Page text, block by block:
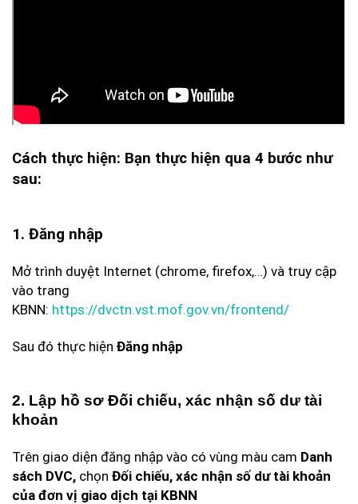
Cách thực hiện: Bạn thực hiện qua 4 bước như
sau:
1. Đăng nhập
Mở trình duyệt Internet (chrome, firefox,…) và truy cập
vào trang
KBNN: https://dvctn.vst.mof.gov.vn/frontend/
Sau đó thực hiện Đăng nhập
2. Lập hồ sơ Đối chiếu, xác nhận số dư tài
khoản
Trên giao diện đăng nhập vào có vùng màu cam Danh
sách DVC, chọn Đối chiếu, xác nhận số dư tài khoản
của đơn vị giao dịch tại KBNN